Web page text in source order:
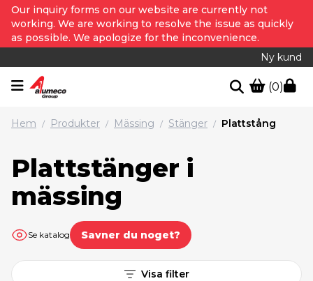
Our inquiry forms on our website are currently not
working. We are working to resolve the issue as quickly
as possible. We apologize for the inconvenience.
Ny kund
(0)
Hem / Produkter / Mässing / Stänger / Plattstång
Plattstänger i
mässing
Se katalog Savner du noget?
Visa filter